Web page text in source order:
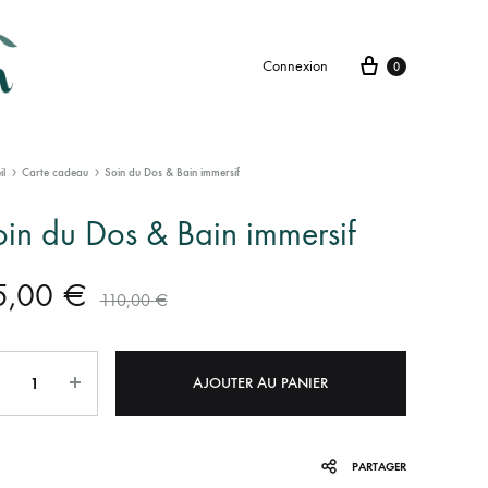
Connexion 0
Carte cadeau Soin du Dos & Bain immersif
du Dos & Bain immersif
€ 110,00€
AJOUTER AU PANIER
PARTAGER